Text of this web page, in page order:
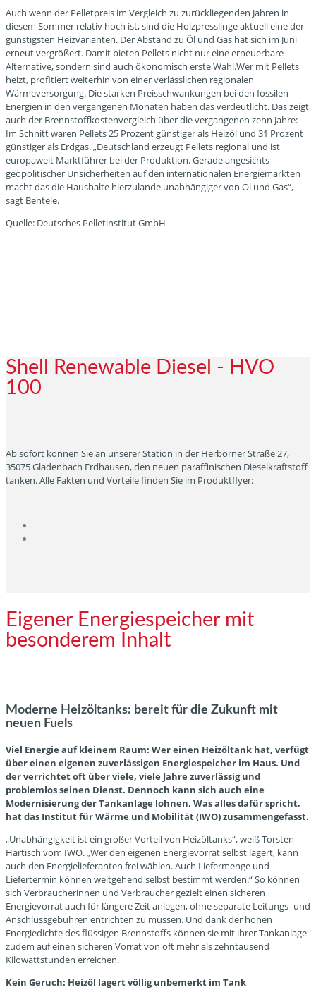
Auch wenn der Pelletpreis im Vergleich zu zurückliegenden Jahren in
diesem Sommer relativ hoch ist, sind die Holzpresslinge aktuell eine der
günstigsten Heizvarianten. Der Abstand zu Öl und Gas hat sich im Juni
erneut vergrößert. Damit bieten Pellets nicht nur eine erneuerbare
Alternative, sondern sind auch ökonomisch erste Wahl.Wer mit Pellets
heizt, profitiert weiterhin von einer verlässlichen regionalen
Wärmeversorgung. Die starken Preisschwankungen bei den fossilen
Energien in den vergangenen Monaten haben das verdeutlicht. Das zeigt
auch der Brennstoffkostenvergleich über die vergangenen zehn Jahre:
Im Schnitt waren Pellets 25 Prozent günstiger als Heizöl und 31 Prozent
günstiger als Erdgas. „Deutschland erzeugt Pellets regional und ist
europaweit Marktführer bei der Produktion. Gerade angesichts
geopolitischer Unsicherheiten auf den internationalen Energiemärkten
macht das die Haushalte hierzulande unabhängiger von Öl und Gas“,
sagt Bentele.
Quelle: Deutsches Pelletinstitut GmbH
Shell Renewable Diesel - HVO
100
Ab sofort können Sie an unserer Station in der Herborner Straße 27,
35075 Gladenbach Erdhausen, den neuen paraffinischen Dieselkraftstoff
tanken. Alle Fakten und Vorteile finden Sie im Produktflyer:
Eigener Energiespeicher mit
besonderem Inhalt
Moderne Heizöltanks: bereit für die Zukunft mit
neuen Fuels
Viel Energie auf kleinem Raum: Wer einen Heizöltank hat, verfügt
über einen eigenen zuverlässigen Energiespeicher im Haus. Und
der verrichtet oft über viele, viele Jahre zuverlässig und
problemlos seinen Dienst. Dennoch kann sich auch eine
Modernisierung der Tankanlage lohnen. Was alles dafür spricht,
hat das Institut für Wärme und Mobilität (IWO) zusammengefasst.
„Unabhängigkeit ist ein großer Vorteil von Heizöltanks“, weiß Torsten
Hartisch vom IWO. „Wer den eigenen Energievorrat selbst lagert, kann
auch den Energielieferanten frei wählen. Auch Liefermenge und
Liefertermin können weitgehend selbst bestimmt werden.“ So können
sich Verbraucherinnen und Verbraucher gezielt einen sicheren
Energievorrat auch für längere Zeit anlegen, ohne separate Leitungs- und
Anschlussgebühren entrichten zu müssen. Und dank der hohen
Energiedichte des flüssigen Brennstoffs können sie mit ihrer Tankanlage
zudem auf einen sicheren Vorrat von oft mehr als zehntausend
Kilowattstunden erreichen.
Kein Geruch: Heizöl lagert völlig unbemerkt im Tank